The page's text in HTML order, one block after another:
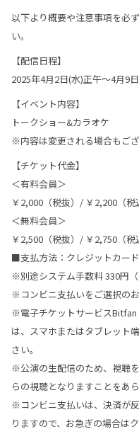
以下より概要や注意事項を必
い。
【配信日程】
2025年4月2日(水)正午〜4月9
【イベント内容】
トークショー&カラオケ
※内容は変更される場合もご
【チケット代金】
＜有料会員＞
￥2,000（税抜）/ ￥2,200（税
＜無料会員＞
￥2,500（税抜）/ ￥2,750（税
■支払方法：クレジットカー
※別途システム手数料 330円（
※コンビニ支払いをご選択の
※電子チケットサービスBitfan
は、スマホまたはタブレット
さい。
※公演の生配信のため、視聴
らの視聴となりますことをあ
※コンビニ支払いは、決済が
りますので、お急ぎの場合は